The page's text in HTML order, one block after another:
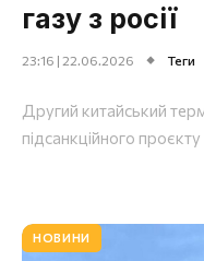
газу з росії
23:16 | 22.06.2026 Теги
Другий китайський
підсанкційного
НОВИНИ